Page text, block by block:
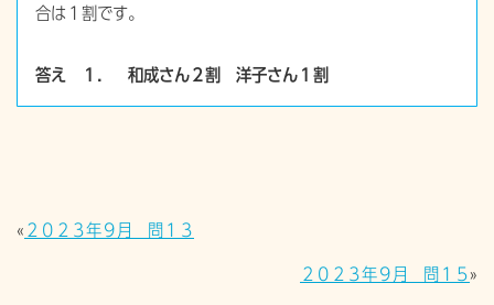
合は１割です。
答え １． 和成さん２割 洋子さん１割
« ２０２３年９月 問１３
２０２３年９月 問１５»